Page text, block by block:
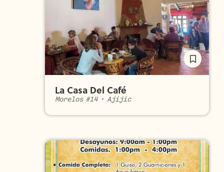
La Casa Del Café
Morelos #14• Ajijic